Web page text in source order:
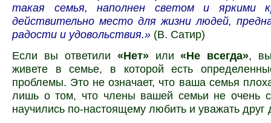
такая семья, наполнен светом и яркими
действительно место для жизни людей,
радости и удовольствия.» (В. Сатир)
Если вы ответили «Нет»или«Не всегда»,
живете в семье, в которой есть
проблемы. Это не означает, что ваша семья
лишь о том, что члены вашей семьи не очень
научились по-настоящему любить и уважать друг